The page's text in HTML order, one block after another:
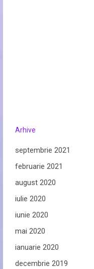
Arhive
septembrie 2021
februarie 2021
august 2020
iulie 2020
iunie 2020
mai 2020
ianuarie 2020
decembrie 2019